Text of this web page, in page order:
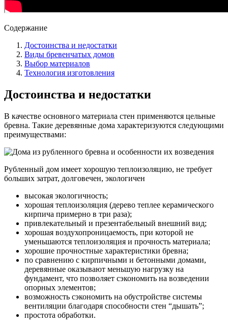
Содержание
Достоинства и недостатки
Виды бревенчатых домов
Выбор материалов
Технология изготовления
Достоинства и недостатки
В качестве основного материала стен применяются цельные
бревна. Такие деревянные дома характеризуются следующими
преимуществами:
Рубленный дом имеет хорошую теплоизоляцию, не требует
больших затрат, долговечен, экологичен
высокая экологичность;
хорошая теплоизоляция (дерево теплее керамического
кирпича примерно в три раза);
привлекательный и презентабельный внешний вид;
хорошая воздухопроницаемость, при которой не
уменьшаются теплоизоляция и прочность материала;
хорошие прочностные характеристики бревна;
по сравнению с кирпичными и бетонными домами,
деревянные оказывают меньшую нагрузку на
фундамент, что позволяет сэкономить на возведении
опорных элементов;
возможность сэкономить на обустройстве системы
вентиляции благодаря способности стен “дышать”;
простота обработки.